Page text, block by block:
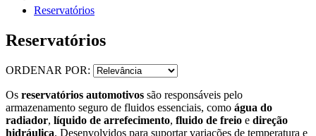
Reservatórios
Reservatórios
ORDENAR POR:
Os reservatórios automotivos são responsáveis pelo
armazenamento seguro de fluidos essenciais, como água do
radiador, líquido de arrefecimento, fluido de freio e direção
hidráulica. Desenvolvidos para suportar variações de temperatura e